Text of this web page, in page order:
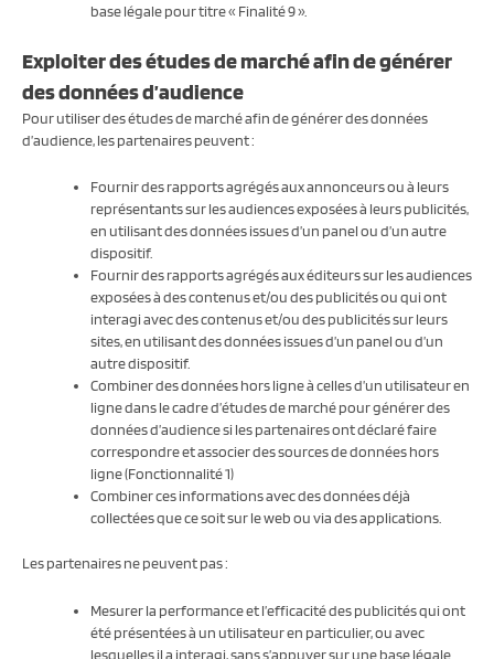
base légale pour titre « Finalité 9 ».
Exploiter des études de marché afin de générer
des données d’audience
Pour utiliser des études de marché afin de générer des données
d’audience, les partenaires peuvent :
Fournir des rapports agrégés aux annonceurs ou à leurs
représentants sur les audiences exposées à leurs publicités,
en utilisant des données issues d’un panel ou d’un autre
dispositif.
Fournir des rapports agrégés aux éditeurs sur les audiences
exposées à des contenus et/ou des publicités ou qui ont
interagi avec des contenus et/ou des publicités sur leurs
sites, en utilisant des données issues d’un panel ou d’un
autre dispositif.
Combiner des données hors ligne à celles d’un utilisateur en
ligne dans le cadre d’études de marché pour générer des
données d’audience si les partenaires ont déclaré faire
correspondre et associer des sources de données hors
ligne (Fonctionnalité 1)
Combiner ces informations avec des données déjà
collectées que ce soit sur le web ou via des applications.
Les partenaires ne peuvent pas :
Mesurer la performance et l’efficacité des publicités qui ont
été présentées à un utilisateur en particulier, ou avec
lesquelles il a interagi, sans s’appuyer sur une base légale